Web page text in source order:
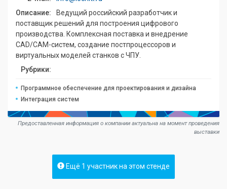
Описание:
Ведущий российский разработчик и
поставщик решений для построения цифрового
производства. Комплексная поставка и внедрение
CAD/CAM-систем, создание постпроцессоров и
виртуальных моделей станков с ЧПУ.
Рубрики:
Программное обеспечение для проектирования и дизайна
Интеграция систем
Предоставленная информация о компании актуальна на момент проведения
выставки
Ещё 1 участник на этом стенде